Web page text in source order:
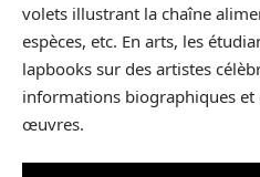
volets illustrant la chaîne
espèces, etc. En arts, les
lapbooks sur des artistes
informations biographiques et
œuvres.